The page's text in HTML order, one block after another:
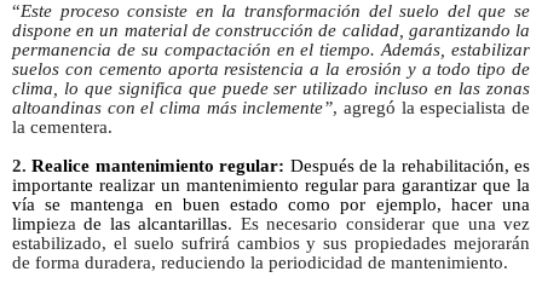
“Este proceso consiste en la transformación del suelo del que se
dispone en un material de construcción de calidad, garantizando la
permanencia de su compactación en el tiempo. Además, estabilizar
suelos con cemento aporta resistencia a la erosión y a todo tipo de
clima, lo que significa que puede ser utilizado incluso en las zonas
altoandinas con el clima más inclemente”, agregó la especialista de
la cementera.
2.Realice mantenimiento regular: Después de la rehabilitación, es
importante realizar un mantenimiento regular para garantizar que la
vía se mantenga en buen estado como por ejemplo, hacer una
limpieza de las alcantarillas. Es necesario considerar que una vez
estabilizado, el suelo sufrirá cambios y sus propiedades mejorarán
de forma duradera, reduciendo la periodicidad de mantenimiento.